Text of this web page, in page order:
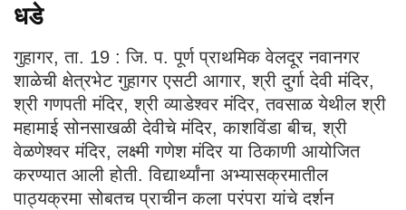
धडे
गुहागर, ता. 19 : जि. प. पूर्ण प्राथमिक वेलदूर नवानगर
शाळेची क्षेत्रभेट गुहागर एसटी आगार, श्री दुर्गा देवी मंदिर,
श्री गणपती मंदिर, श्री व्याडेश्वर मंदिर, तवसाळ येथील श्री
महामाई सोनसाखळी देवीचे मंदिर, काशविंडा बीच, श्री
वेळणेश्वर मंदिर, लक्ष्मी गणेश मंदिर या ठिकाणी आयोजित
करण्यात आली होती. विद्यार्थ्यांना अभ्यासक्रमातील
पाठ्यक्रमा सोबतच प्राचीन कला परंपरा यांचे दर्शन